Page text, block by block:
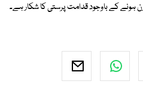
ہونے کے باوجود قدامت پرستی کا شکار ہے۔